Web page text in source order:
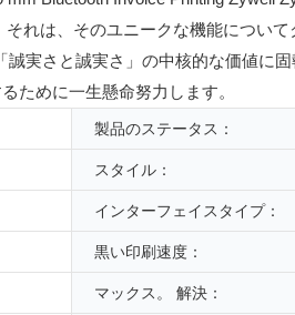
れは、そのユニークな機能につい
実さと誠実さ」の中核的な価値に
ために一生懸命努力します。
製品のステータス：
スタイル：
インターフェイスタイプ：
黒い印刷速度：
マックス。 解決：